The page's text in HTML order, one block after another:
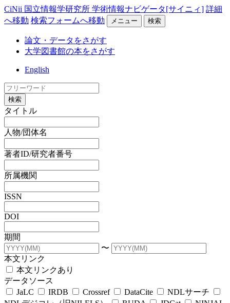
CiNii 国立情報学研究所 学術情報ナビゲータ[サイニィ] 詳細
へ移動 検索フォームへ移動 メニュー 検索
論文・データをさがす
大学図書館の本をさがす
English
検索
タイトル
人物/団体名
著者ID/研究者番号
所属機関
ISSN
DOI
期間
〜
本文リンク
本文リンクあり
データソース
JaLC
IRDB Crossref DataCite
NDLサーチ